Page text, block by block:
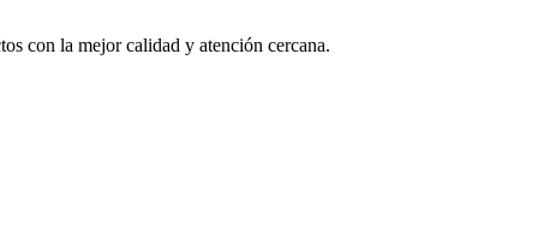
con la mejor calidad y atención cercana.